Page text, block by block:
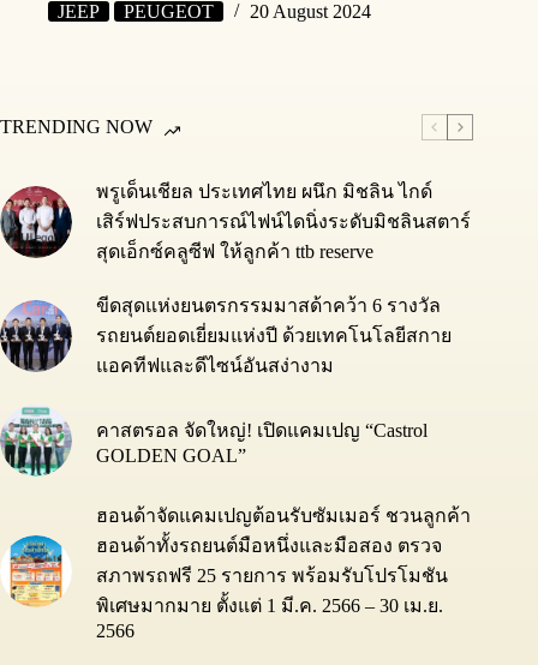
JEEP PEUGEOT 20 August 2024
TRENDING NOW
พรูเด็นเชียล ประเทศไทย ผนึก มิชลิน ไกด์
เสิร์ฟประสบการณ์ไฟน์ไดนิ่งระดับมิชลินสตาร์
สุดเอ็กซ์คลูซีฟ ให้ลูกค้า ttb reserve
ขีดสุดแห่งยนตรกรรมมาสด้าคว้า 6 รางวัล
รถยนต์ยอดเยี่ยมแห่งปี ด้วยเทคโนโลยีสกาย
แอคทีฟและดีไซน์อันสง่างาม
คาสตรอล จัดใหญ่! เปิดแคมเปญ “Castrol
GOLDEN GOAL”
ฮอนด้าจัดแคมเปญต้อนรับซัมเมอร์ ชวนลูกค้า
ฮอนด้าทั้งรถยนต์มือหนึ่งและมือสอง ตรวจ
สภาพรถฟรี 25 รายการ พร้อมรับโปรโมชัน
พิเศษมากมาย ตั้งแต่ 1 มี.ค. 2566 – 30 เม.ย.
2566